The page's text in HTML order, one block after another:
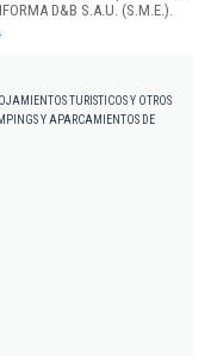
D&B S.A.U. (S.M.E.).
TURISTICOS Y OTROS
Y APARCAMIENTOS DE